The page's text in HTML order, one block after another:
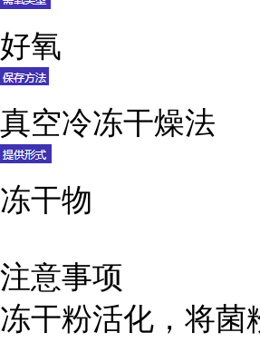
好氧
真空冷冻干燥法
冻干物
注意事项
冻干粉活化，将菌